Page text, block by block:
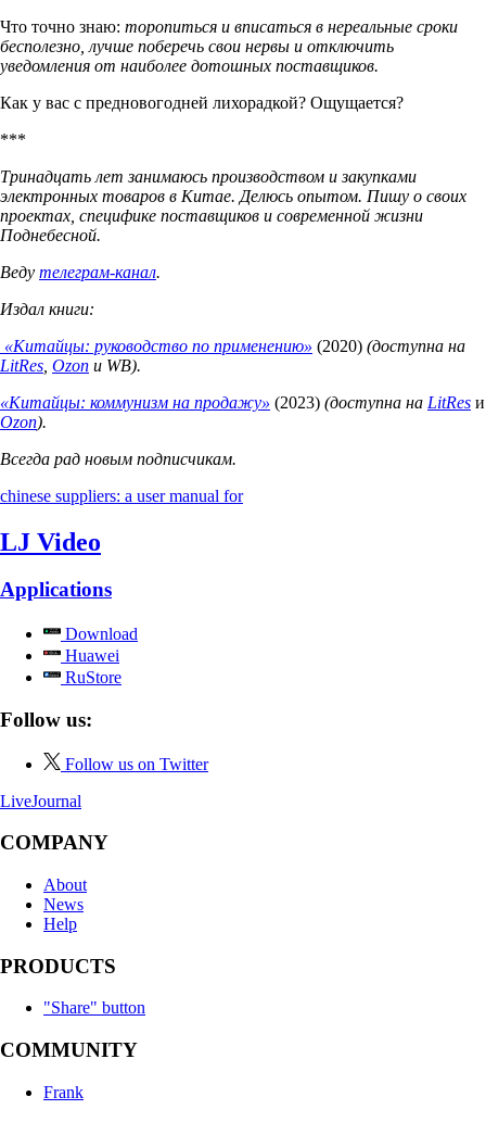
Что точно знаю: торопиться и вписаться в нереальные сроки
бесполезно, лучше поберечь свои нервы и отключить
уведомления от наиболее дотошных поставщиков.
Как у вас с предновогодней лихорадкой? Ощущается?
***
Тринадцать лет занимаюсь производством и закупками
электронных товаров в Китае. Делюсь опытом. Пишу о своих
проектах, специфике поставщиков и современной жизни
Поднебесной.
Веду телеграм-канал.
Издал книги:
«Китайцы: руководство по применению» (2020) (доступна на
LitRes Ozon и WB).
«Китайцы: коммунизм на продажу» (2023) (доступна на LitRes и
Ozon).
Всегда рад новым подписчикам.
chinese suppliers: a user manual for
LJ Video
Applications
Download
Huawei
RuStore
Follow us:
Follow us on Twitter
LiveJournal
COMPANY
About
News
Help
PRODUCTS
"Share" button
COMMUNITY
Frank